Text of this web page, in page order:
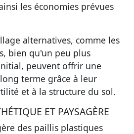
les économies prévues
alternatives, comme les
bien qu'un peu plus
peuvent offrir une
terme grâce à leur
et à la structure du sol.
ET PAYSAGÈRE
des paillis plastiques